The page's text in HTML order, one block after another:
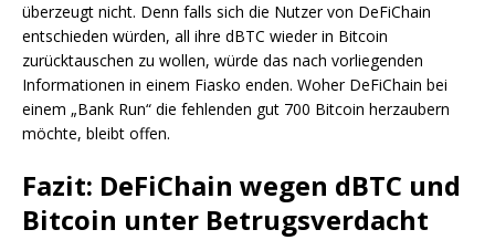
überzeugt nicht. Denn falls sich die Nutzer von DeFiChain
entschieden würden, all ihre dBTC wieder in Bitcoin
zurücktauschen zu wollen, würde das nach vorliegenden
Informationen in einem Fiasko enden. Woher DeFiChain bei
einem „Bank Run“ die fehlenden gut 700 Bitcoin herzaubern
möchte, bleibt offen.
Fazit: DeFiChain wegen dBTC und
Bitcoin unter Betrugsverdacht